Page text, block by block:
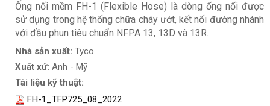
Ống nối mềm FH-1 (Flexible Hose) là dòng ống nối được
sử dụng trong hệ thống chữa cháy ướt, kết nối đường nhánh
với đầu phun tiêu chuẩn NFPA 13, 13D và 13R.
Nhà sản xuất: Tyco
Xuất xứ: Anh - Mỹ
Tài liệu kỹ thuật:
FH-1_TFP725_08_2022